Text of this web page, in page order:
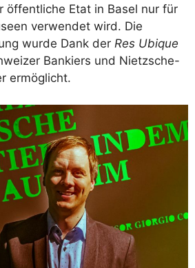
öffentliche Etat in Basel nur für
verwendet wird. Die
wurde Dank der Res Ubique
Bankiers und Nietzsche-
ermöglicht.